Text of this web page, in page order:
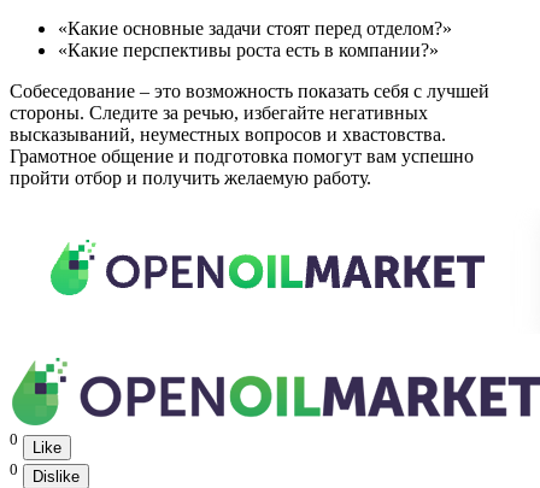
«Какие основные задачи стоят перед отделом?»
«Какие перспективы роста есть в компании?»
Собеседование – это возможность показать себя с лучшей
стороны. Следите за речью, избегайте негативных
высказываний, неуместных вопросов и хвастовства.
Грамотное общение и подготовка помогут вам успешно
пройти отбор и получить желаемую работу.
0
Like
0
Dislike